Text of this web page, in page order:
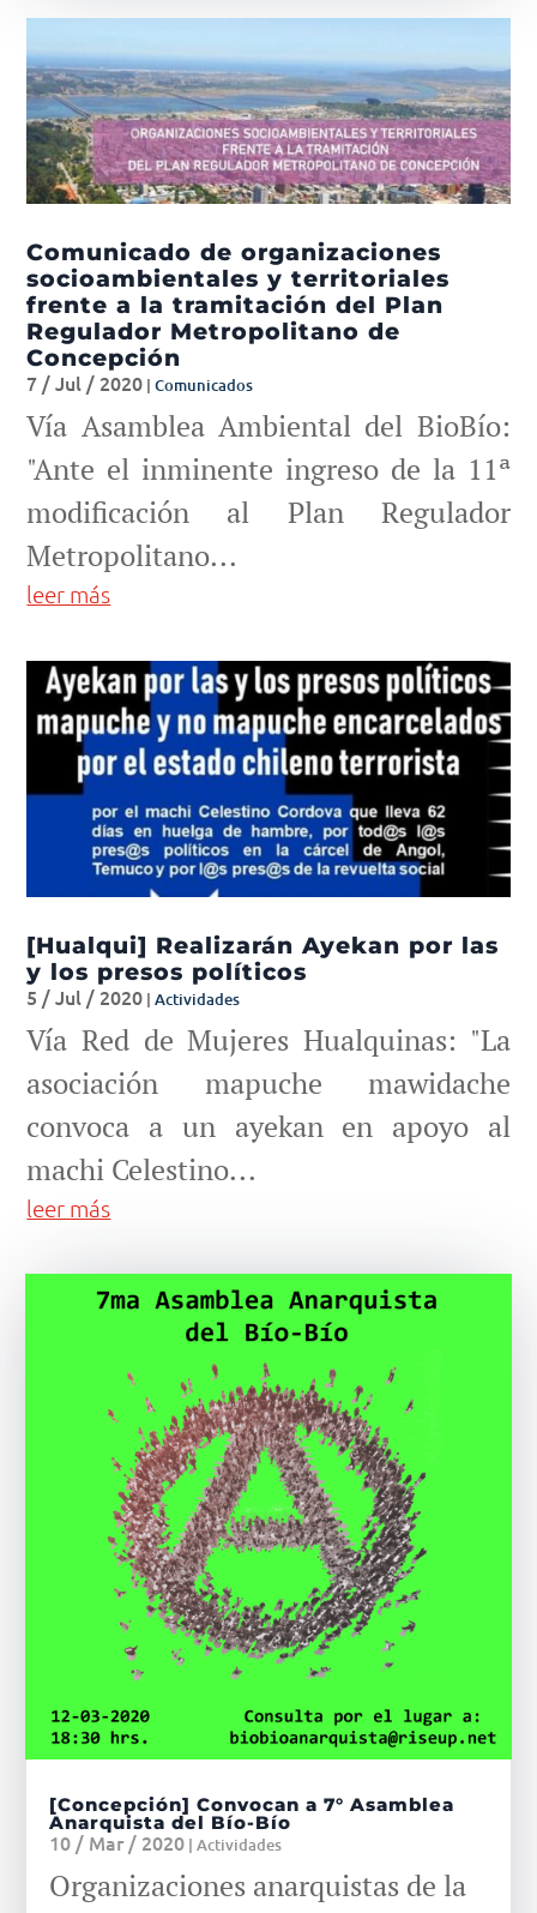
Comunicado de organizaciones
socioambientales y territoriales
frente a la tramitación del Plan
Regulador Metropolitano de
Concepción
7 / Jul / 2020 |Comunicados
Vía Asamblea Ambiental del BioBío:
"Ante el inminente ingreso de la 11ª
modificación al Plan Regulador
Metropolitano...
leer más
[Hualqui] Realizarán Ayekan por las
y los presos políticos
5 / Jul / 2020 |Actividades
Vía Red de Mujeres Hualquinas: "La
asociación mapuche mawidache
convoca a un ayekan en apoyo al
machi Celestino...
leer más
[Concepción] Convocan a 7° Asamblea
Anarquista del Bío-Bío
10 / Mar / 2020 |Actividades
Organizaciones anarquistas de la